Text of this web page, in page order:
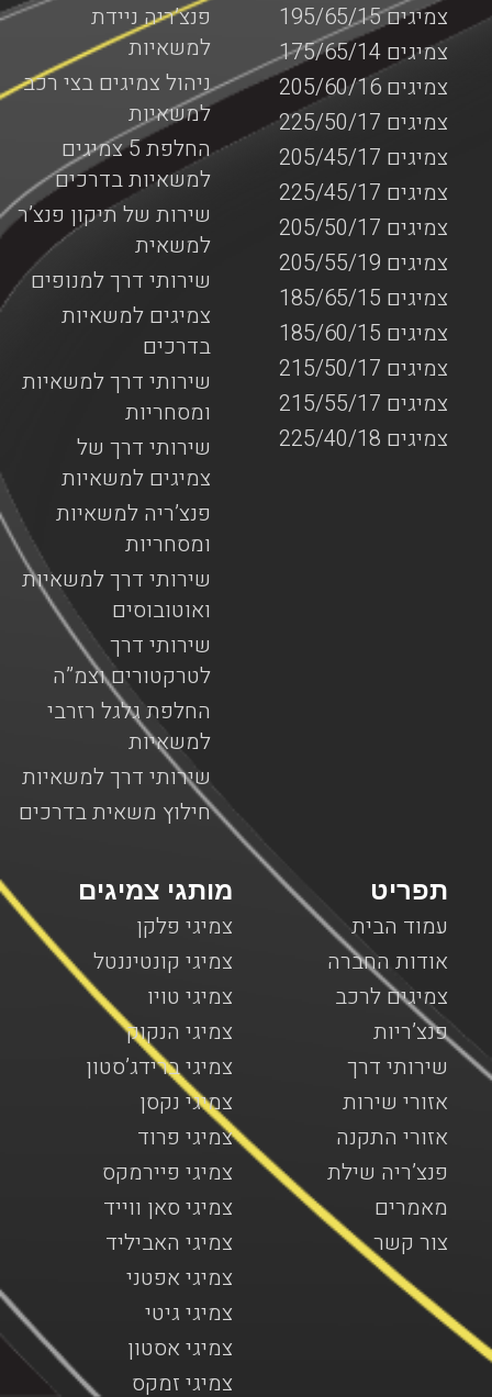
פנצ’ריה ניידת
למשאיות
ניהול צמיגים בצי רכב
למשאיות
החלפת 5 צמיגים
למשאיות בדרכים
שירות של תיקון פנצ’ר
למשאית
שירותי דרך למנופים
צמיגים למשאיות
בדרכים
שירותי דרך למשאיות
ומסחריות
שירותי דרך של
צמיגים למשאיות
פנצ’ריה למשאיות
ומסחריות
שירותי דרך למשאיות
ואוטובוסים
שירותי דרך
לטרקטורים וצמ”ה
החלפת גלגל רזרבי
למשאיות
שירותי דרך למשאיות
חילוץ משאית בדרכים
צמיגים 195/65/15
צמיגים 175/65/14
צמיגים 205/60/16
צמיגים 225/50/17
צמיגים 205/45/17
צמיגים 225/45/17
צמיגים 205/50/17
צמיגים 205/55/19
צמיגים 185/65/15
צמיגים 185/60/15
צמיגים 215/50/17
צמיגים 215/55/17
צמיגים 225/40/18
מותגי צמיגים
צמיגי פלקן
צמיגי קונטיננטל
צמיגי טויו
צמיגי הנקוק
צמיגי ברידג’סטון
צמיגי נקסן
צמיגי פרוד
צמיגי פיירמקס
צמיגי סאן ווייד
צמיגי האביליד
צמיגי אפטני
צמיגי גיטי
צמיגי אסטון
צמיגי זמקס
תפריט
עמוד הבית
אודות החברה
צמיגים לרכב
פנצ’ריות
שירותי דרך
אזורי שירות
אזורי התקנה
פנצ’ריה שילת
מאמרים
צור קשר